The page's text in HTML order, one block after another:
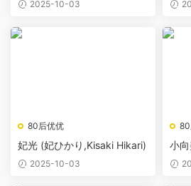
2025-10-03
80后优优
妃光 (妃ひかり,Kisaki Hikari)
2025-10-03
小